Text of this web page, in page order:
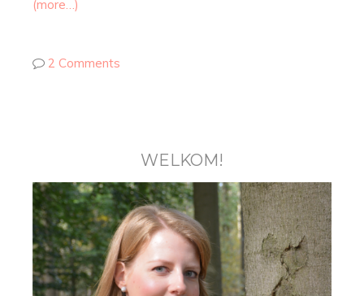
(more…)
2 Comments
WELKOM!